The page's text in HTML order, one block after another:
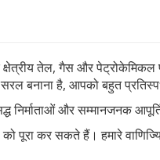
तेल, गैस और पेट्रोकेमिकल
बनाना है, आपको बहुत
निर्माताओं और सम्मानजनक
को पूरा कर सकते हैं। हमारे